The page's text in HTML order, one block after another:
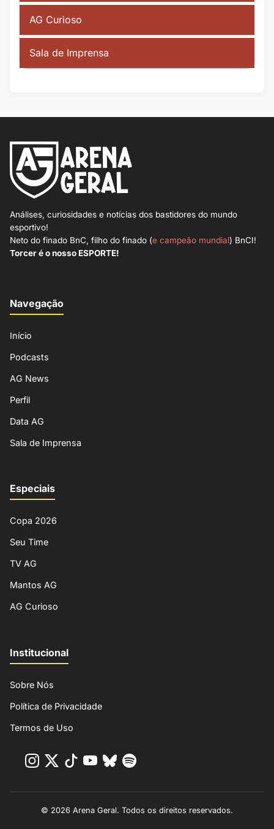
AG Curioso
Sala de Imprensa
Análises, curiosidades e notícias dos bastidores do mundo
esportivo!
Neto do finado BnC, filho do finado (e campeão mundial) BnCI!
Torcer é o nosso ESPORTE!
Navegação
Início
Podcasts
AG News
Perfil
Data AG
Sala de Imprensa
Especiais
Copa 2026
Seu Time
TV AG
Mantos AG
AG Curioso
Institucional
Sobre Nós
Política de Privacidade
Termos de Uso
© 2026 Arena Geral. Todos os direitos reservados.